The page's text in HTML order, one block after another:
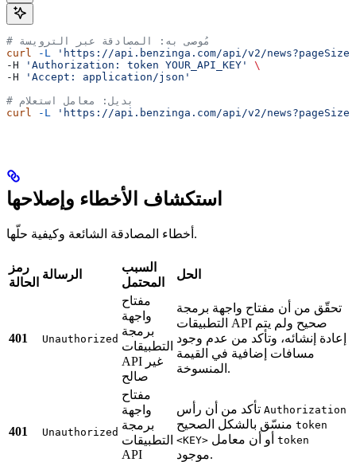
# مُوصى به: المصادقة عبر الترويسة
curl
-L
'https://api.benzinga.com/api/v2/
-H
'Authorization: token YOUR_API_KEY'
\
-H
'Accept: application/json'
# بديل: معامل استعلام
curl
-L 'https://api.benzinga.com/api/v2/
استكشاف الأخطاء وإصلاحها
أخطاء المصادقة الشائعة وكيفية حلّها.
رمز
الحالة
الرسالة
السبب
المحتمل
الحل
401 Unauthorized
مفتاح
واجهة
برمجة
التطبيقات
API غير
صالح
تحقّق من أن مفتاح واجهة برمجة
التطبيقات API صحيح ولم يتم
إعادة إنشائه، وتأكد من عدم وجود
مسافات إضافية في القيمة
المنسوخة.
401 Unauthorized
مفتاح
واجهة
برمجة
التطبيقات
API
Authorization
token
<KEY>
token
موجود.